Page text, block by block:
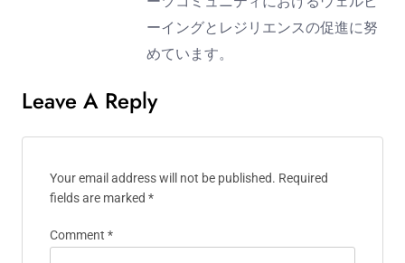
ーイングとレジリエンスの促進に努
めています。
Leave A Reply
Your email address will not be published. Required
fields are marked *
Comment *